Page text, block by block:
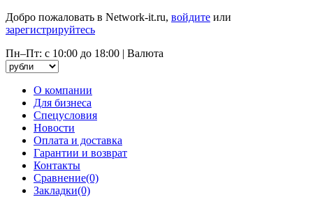
Добро пожаловать в Network-it.ru, войдите или
зарегистрируйтесь
Пн–Пт: с 10:00 до 18:00 | Валюта
О компании
Для бизнеса
Спецусловия
Новости
Оплата и доставка
Гарантии и возврат
Контакты
Сравнение(0)
Закладки(0)